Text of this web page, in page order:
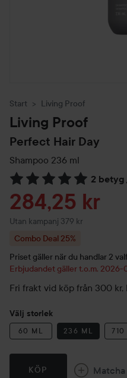
Start Living Proof
Living Proof
Perfect Hair Day
Shampoo 236 ml
2 betyg ,
Hoppa till Betyg &
Reapris
284,25 kr
Utan kampanj 379 kr
Combo Deal 25%
Priset gäller när du handlar 2
Erbjudandet gäller t.o.m.
Fri frakt vid köp från 300
Välj storlek
60 ML 236 ML 710
KÖP Matcha